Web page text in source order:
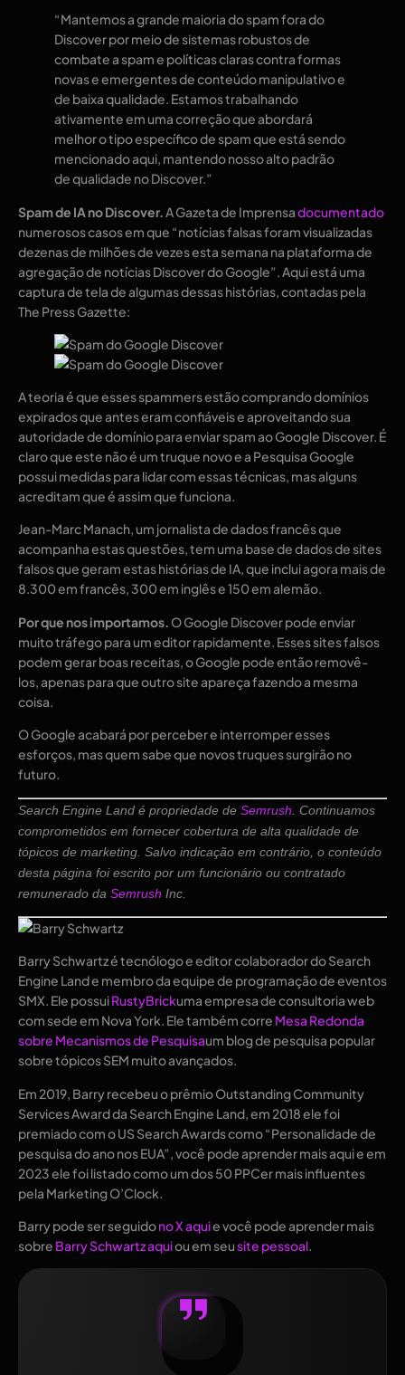
“Mantemos a grande maioria do spam fora do
Discover por meio de sistemas robustos de
combate a spam e políticas claras contra formas
novas e emergentes de conteúdo manipulativo e
de baixa qualidade. Estamos trabalhando
ativamente em uma correção que abordará
melhor o tipo específico de spam que está sendo
mencionado aqui, mantendo nosso alto padrão
de qualidade no Discover.”
Spam de IA no Discover. A Gazeta de Imprensadocumentado
numerosos casos em que “notícias falsas foram visualizadas
dezenas de milhões de vezes esta semana na plataforma de
agregação de notícias Discover do Google”. Aqui está uma
captura de tela de algumas dessas histórias, contadas pela
The Press Gazette:
A teoria é que esses spammers estão comprando domínios
expirados que antes eram confiáveis ​​e aproveitando sua
autoridade de domínio para enviar spam ao Google Discover. É
claro que este não é um truque novo e a Pesquisa Google
possui medidas para lidar com essas técnicas, mas alguns
acreditam que é assim que funciona.
Jean-Marc Manach, um jornalista de dados francês que
acompanha estas questões, tem uma base de dados de sites
falsos que geram estas histórias de IA, que inclui agora mais de
8.300 em francês, 300 em inglês e 150 em alemão.
Por que nos importamos. O Google Discover pode enviar
muito tráfego para um editor rapidamente. Esses sites falsos
podem gerar boas receitas, o Google pode então removê-
los, apenas para que outro site apareça fazendo a mesma
coisa.
O Google acabará por perceber e interromper esses
esforços, mas quem sabe que novos truques surgirão no
futuro.
Search Engine Land é propriedade de Semrush . Continuamos
comprometidos em fornecer cobertura de alta qualidade de
tópicos de marketing. Salvo indicação em contrário, o conteúdo
desta página foi escrito por um funcionário ou contratado
remunerado da Semrush Inc.
Barry Schwartz é tecnólogo e editor colaborador do Search
Engine Land e membro da equipe de programação de eventos
SMX. Ele possuiRustyBrickuma empresa de consultoria web
com sede em Nova York. Ele também corre Mesa Redonda
sobre Mecanismos de Pesquisaum blog de pesquisa popular
sobre tópicos SEM muito avançados.
Em 2019, Barry recebeu o prêmio Outstanding Community
Services Award da Search Engine Land, em 2018 ele foi
premiado com o US Search Awards como “Personalidade de
pesquisa do ano nos EUA”, você pode aprender mais aqui e em
2023 ele foi listado como um dos 50 PPCer mais influentes
pela Marketing O’Clock.
Barry pode ser seguidono X aquie você pode aprender mais
sobre Barry Schwartz aquiou em seusite pessoal.